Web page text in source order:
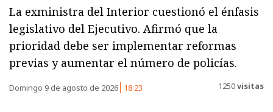
La exministra del Interior cuestionó el énfasis
legislativo del Ejecutivo. Afirmó que la
prioridad debe ser implementar reformas
previas y aumentar el número de policías.
Domingo 9 de agosto de 2026 18:23 1250visitas